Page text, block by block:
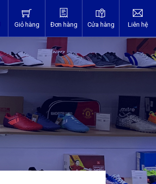
Giỏ hàng Đơn hàng Cửa hàng Liên hệ